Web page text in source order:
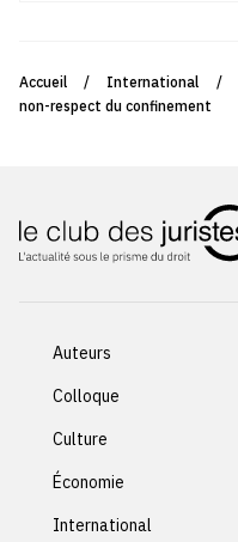
Accueil / International /
non-respect du confinement
Auteurs
Colloque
Culture
Économie
International